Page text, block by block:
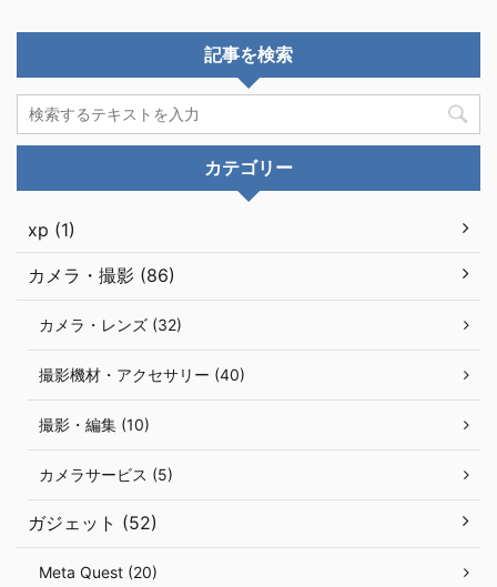
記事を検索
カテゴリー
xp (1)
カメラ・撮影 (86)
カメラ・レンズ (32)
撮影機材・アクセサリー (40)
撮影・編集 (10)
カメラサービス (5)
ガジェット (52)
Meta Quest (20)